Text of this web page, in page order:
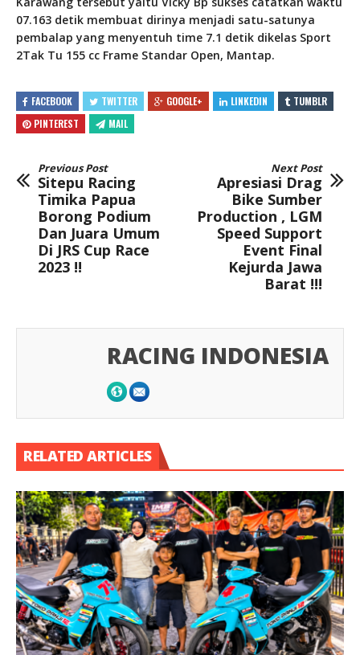
07.163 detik membuat dirinya menjadi satu-satunya
pembalap yang menyentuh time 7.1 detik dikelas Sport
2Tak Tu 155 cc Frame Standar Open, Mantap.
FACEBOOK TWITTER GOOGLE+ LINKEDIN
TUMBLR
PINTEREST
MAIL
Previous Post
Sitepu Racing
Timika Papua
Borong Podium
Dan Juara Umum
Di JRS Cup Race
2023 !!
Next Post
Apresiasi Drag
Bike Sumber
Production , LGM
Speed Support
Event Final
Kejurda Jawa
Barat !!!
RACING INDONESIA
RELATED ARTICLES